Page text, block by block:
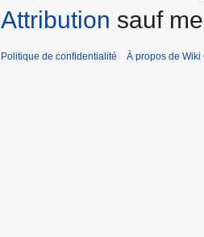
Attribution sauf
Politique de confidentialité À propos de Wiki